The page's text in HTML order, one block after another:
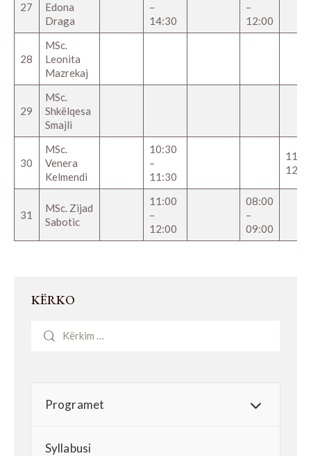
27
Edona
Draga
–
14:30
–
12:00
28
MSc.
Leonita
Mazrekaj
29
MSc.
Shkëlqesa
Smajli
30
MSc.
Venera
Kelmendi
10:30
–
11:30
31
MSc. Zijad
Sabotic
11:00
–
12:00
08:00
–
09:00
KËRKO
Programet
Syllabusi